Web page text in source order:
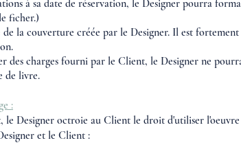
à sa date de réservation, le Designer pourra
ficher.)
la couverture créée par le Designer. Il est
des charges fourni par le Client, le Designer ne
de livre.
:
Designer octroie au Client le droit d'utiliser l'oeuvre
et le Client :